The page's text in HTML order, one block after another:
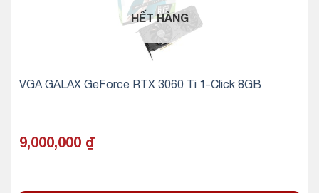
HẾT HÀNG
VGA GALAX GeForce RTX 3060 Ti 1-Click 8GB
9,000,000 ₫